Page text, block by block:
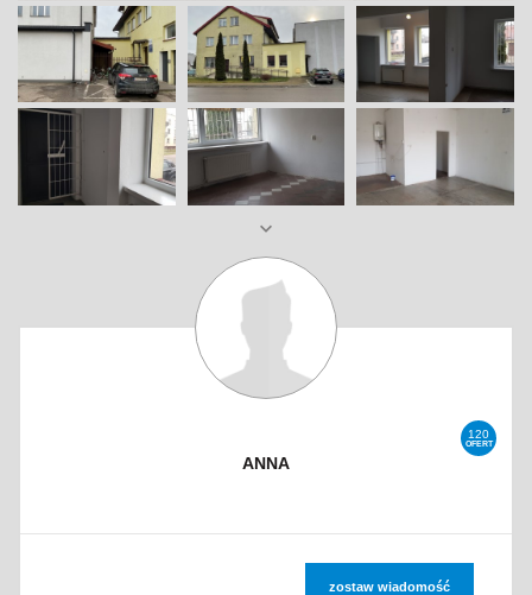
120
OFERT
ANNA
zostaw wiadomość